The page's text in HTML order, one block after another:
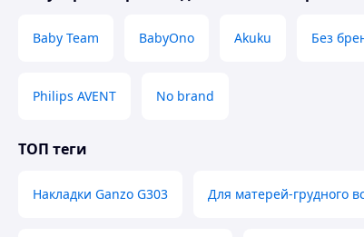
Baby Team BabyOno Akuku Без
Philips AVENT No brand
ТОП теги
Накладки Ganzo G303 Для матерей-грудного